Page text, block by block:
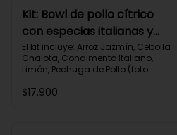
Kit: Bowl de pollo cítrico
con especias italianas y
vegetales asados-135
El kit incluye: Arroz Jazmín, Cebolla
Chalota, Condimento Italiano,
Limón, Pechuga de Pollo (foto
Cherry, Zucchini, Receta Impresa.
$17.900